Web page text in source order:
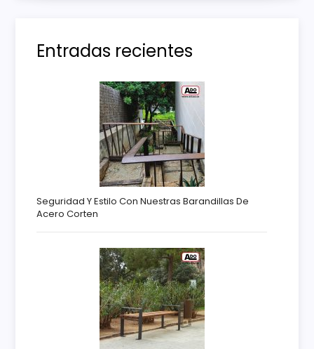
Entradas recientes
Seguridad Y Estilo Con Nuestras Barandillas De
Acero Corten